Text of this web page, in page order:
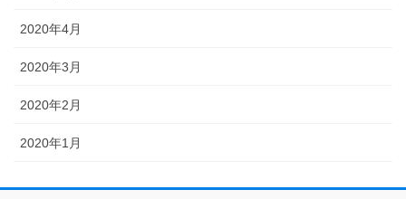
2020年4月
2020年3月
2020年2月
2020年1月